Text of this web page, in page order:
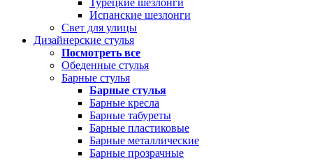
Турецкие шезлонги
Испанские шезлонги
Свет для улицы
Дизайнерские стулья
Посмотреть все
Обеденные стулья
Барные стулья
Барные стулья
Барные кресла
Барные табуреты
Барные пластиковые
Барные металлические
Барные прозрачные